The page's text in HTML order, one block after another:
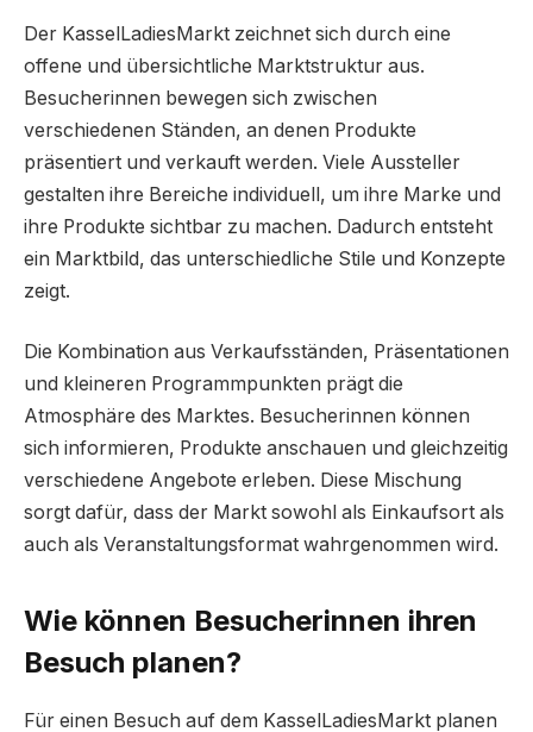
Der KasselLadiesMarkt zeichnet sich durch eine
offene und übersichtliche Marktstruktur aus.
Besucherinnen bewegen sich zwischen
verschiedenen Ständen, an denen Produkte
präsentiert und verkauft werden. Viele Aussteller
gestalten ihre Bereiche individuell, um ihre Marke und
ihre Produkte sichtbar zu machen. Dadurch entsteht
ein Marktbild, das unterschiedliche Stile und Konzepte
zeigt.
Die Kombination aus Verkaufsständen, Präsentationen
und kleineren Programmpunkten prägt die
Atmosphäre des Marktes. Besucherinnen können
sich informieren, Produkte anschauen und gleichzeitig
verschiedene Angebote erleben. Diese Mischung
sorgt dafür, dass der Markt sowohl als Einkaufsort als
auch als Veranstaltungsformat wahrgenommen wird.
Wie können Besucherinnen ihren
Besuch planen?
Für einen Besuch auf dem KasselLadiesMarkt planen